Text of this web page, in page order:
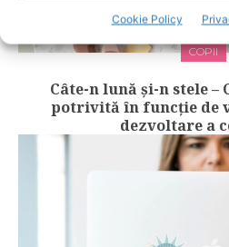
Cookie Policy
COPII
Câte-n lună și-n stele
potrivită în funcție de
dezvoltare a